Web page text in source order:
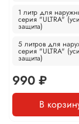
1 литр для
серия "ULTRA"
защита)
5 литров для
серия "ULTRA"
защита)
990 ₽
В